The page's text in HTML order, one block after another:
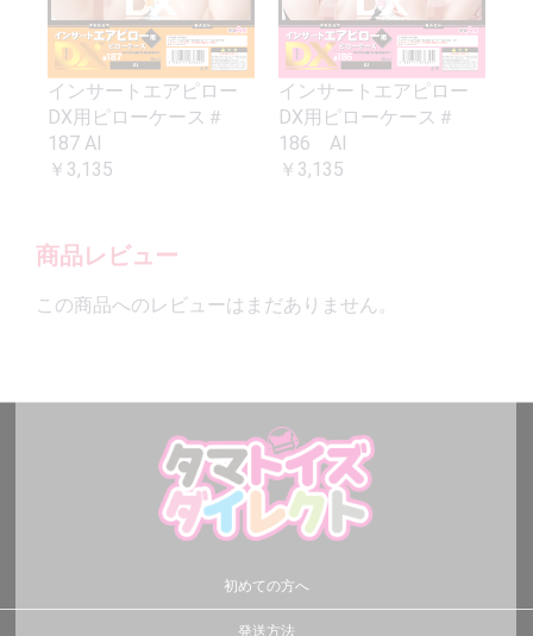
インサートエアピロー
DX用ピローケース＃
187 AI
￥3,135
インサートエアピロー
DX用ピローケース＃
186 AI
￥3,135
商品レビュー
この商品へのレビューはまだありません。
初めての方へ
発送方法